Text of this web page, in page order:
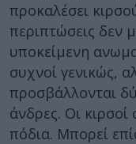
προκαλέσει
περιπτώσεις δεν
υποκείμενη
συχνοί γενικώς,
προσβάλλονται
άνδρες. Οι
πόδια. Μπορεί